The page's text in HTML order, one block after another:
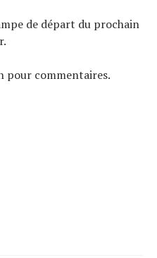
de départ du prochain
pour commentaires.